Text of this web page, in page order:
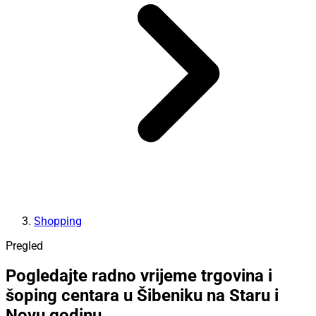
Shopping
Pregled
Pogledajte radno vrijeme trgovina i
šoping centara u Šibeniku na Staru i